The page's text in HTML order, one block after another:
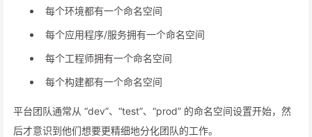
每个环境都有一个命名空间
每个应用程序/服务拥有一个命名空间
每个工程师拥有一个命名空间
每个构建都有一个命名空间
平台团队通常从 “dev”、“test”、“prod” 的命名空间设置开始，然
后才意识到他们想要更精细地分化团队的工作。